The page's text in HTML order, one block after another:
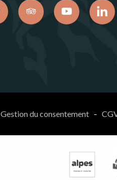
Gestion du consentement